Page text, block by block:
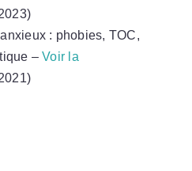
: phobies, TOC,
–Voir la